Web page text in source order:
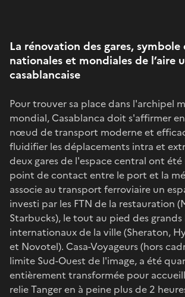
La rénovation des gares,
nationales et mondiales de l’aire
casablancaise
Pour trouver sa place dans l'archipel
mondial, Casablanca doit s'affirmer
nœud de transport moderne et
fluidifier les déplacements intra et
deux gares de l'espace central ont été
point de contact entre le port et la
associe au transport ferroviaire un
investi par les FTN de la restauration
Starbucks), le tout au pied des
internationaux de la ville (Sheraton,
et Novotel). Casa-Voyageurs (hors
limite Sud-Ouest de l'image, a été
entièrement transformée pour
relie Tanger en à peine plus de 2